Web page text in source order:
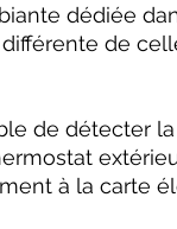
dédiée
de
de détecter
à la carte